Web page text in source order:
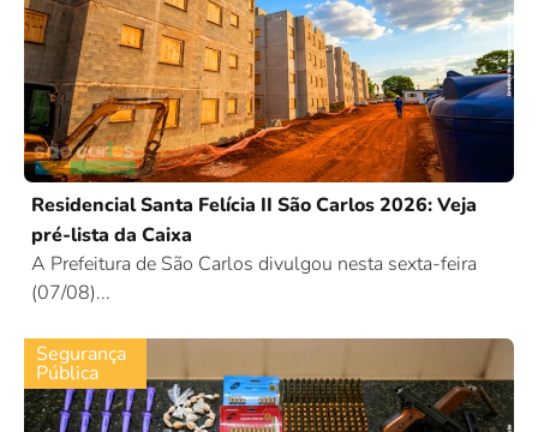
Residencial Santa Felícia II São Carlos 2026: Veja
pré-lista da Caixa
A Prefeitura de São Carlos divulgou nesta sexta-feira
(07/08)...
Segurança
Pública